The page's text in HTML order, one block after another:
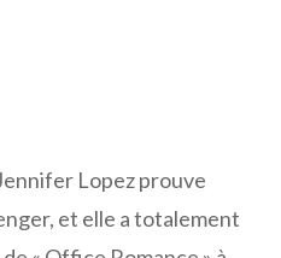
Lopez prouve
et elle a totalement